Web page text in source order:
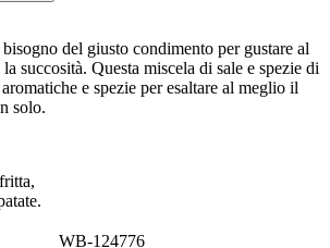
del giusto condimento per gustare al
succosità. Questa miscela di sale e spezie di
e spezie per esaltare al meglio il
solo.
WB-124776